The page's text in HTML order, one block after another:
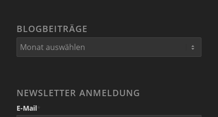
BLOGBEITRÄGE
NEWSLETTER ANMELDUNG
E-Mail*